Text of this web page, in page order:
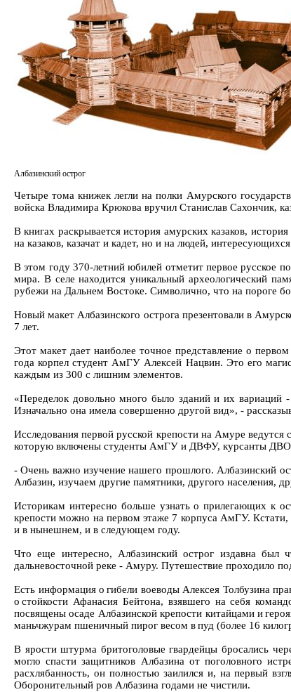
Албазинский острог
Четыре тома книжек легли на полки Амурского
войска Владимира Крюкова вручил Станислав Сахончик,
В книгах раскрывается история амурских казаков,
на казаков, казачат и кадет, но и на людей,
В этом году 370-летний юбилей отметит первое русское
мира. В селе находится уникальный археологический
рубежи на Дальнем Востоке. Символично, что на пороге
Новый макет Албазинского острога презентовали в
7 лет.
Этот макет дает наиболее точное представление о
года корпел студент АмГУ Алексей Нацвин. Это его
каждым из 300 с лишним элементов.
«Переделок довольно много было зданий и их вариаций
Изначально она имела совершенно другой вид», -
Исследования первой русской крепости на Амуре
которую включены студенты АмГУ и ДВФУ, курсанты
- Очень важно изучение нашего прошлого. Албазинский
Албазин, изучаем другие памятники, другого населения,
Историкам интересно больше узнать о прилегающих к
крепости можно на первом этаже 7 корпуса АмГУ. Кстати,
и в нынешнем, и в следующем году.
Что еще интересно, Албазинский острог издавна был
дальневосточной реке - Амуру. Путешествие проходило
Есть информация о гибели воеводы Алексея Толбузина
о стойкости Афанасия Бейтона, взявшего на себя
посвящены осаде Албазинской крепости китайцами и
маньчжурам пшеничный пирог весом в пуд (более 16
В ярости штурма бритоголовые гвардейцы бросались
могло спасти защитников Албазина от поголовного
расхлябанность, он полностью заилился и, на первый
Оборонительный ров Албазина годами не чистили.